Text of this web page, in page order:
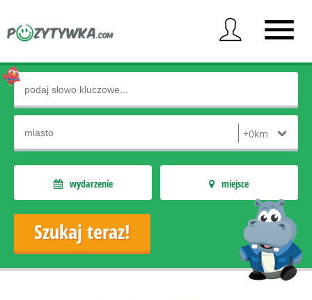
wydarzenie miejsce